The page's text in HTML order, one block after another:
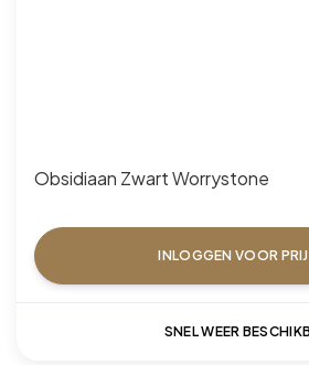
Obsidiaan Zwart Worrystone
INLOGGEN VOOR
SNEL WEER